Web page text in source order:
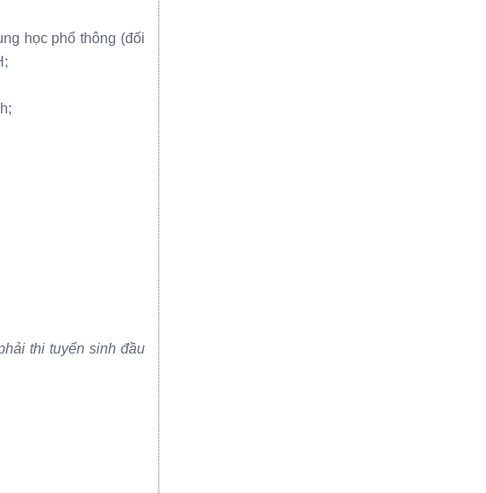
học phổ thông (đối
thi tuyển sinh đầu